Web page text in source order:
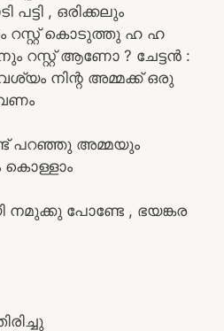
, ഒരിക്കലും
റസ്റ്റ് കൊടുത്തു ഹ ഹ
റസ്റ്റ് ആണോ ? ചേട്ടൻ :
നിന്റ അമ്മക്ക് ഒരു
പറഞ്ഞു അമ്മയും
നമുക്കു പോണ്ടേ , ഭയങ്കര